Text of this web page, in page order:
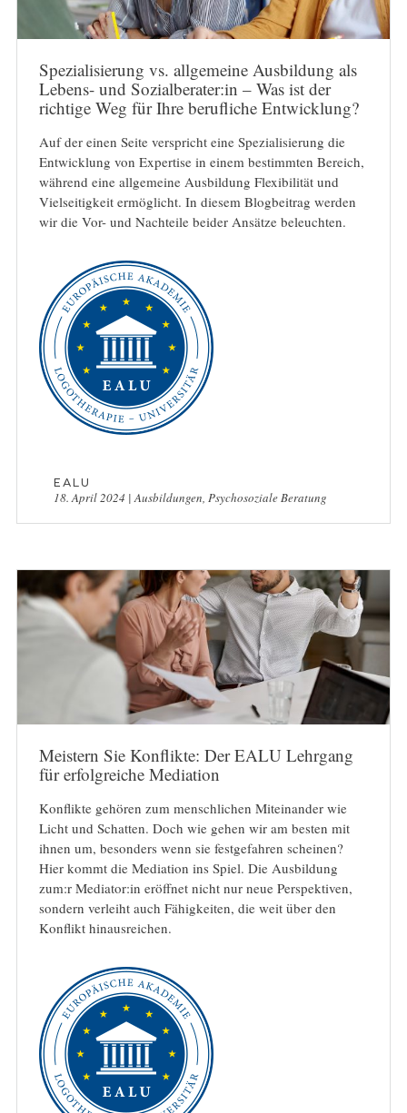
Spezialisierung vs. allgemeine Ausbildung als
Lebens- und Sozialberater:in – Was ist der
richtige Weg für Ihre berufliche Entwicklung?
Auf der einen Seite verspricht eine Spezialisierung die
Entwicklung von Expertise in einem bestimmten Bereich,
während eine allgemeine Ausbildung Flexibilität und
Vielseitigkeit ermöglicht. In diesem Blogbeitrag werden
wir die Vor- und Nachteile beider Ansätze beleuchten.
EALU
18. April 2024 |Ausbildungen, Psychosoziale Beratung
Meistern Sie Konflikte: Der EALU Lehrgang
für erfolgreiche Mediation
Konflikte gehören zum menschlichen Miteinander wie
Licht und Schatten. Doch wie gehen wir am besten mit
ihnen um, besonders wenn sie festgefahren scheinen?
Hier kommt die Mediation ins Spiel. Die Ausbildung
zum:r Mediator:in eröffnet nicht nur neue Perspektiven,
sondern verleiht auch Fähigkeiten, die weit über den
Konflikt hinausreichen.